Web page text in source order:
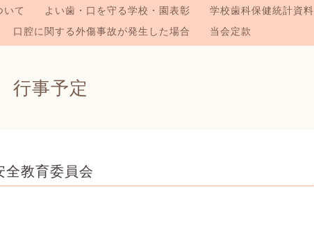
いて よい歯・口を守る学校・園表彰 学校歯科保健統計資料
口腔に関する外傷事故が発生した場合 当会定款
行事予定
全教育委員会